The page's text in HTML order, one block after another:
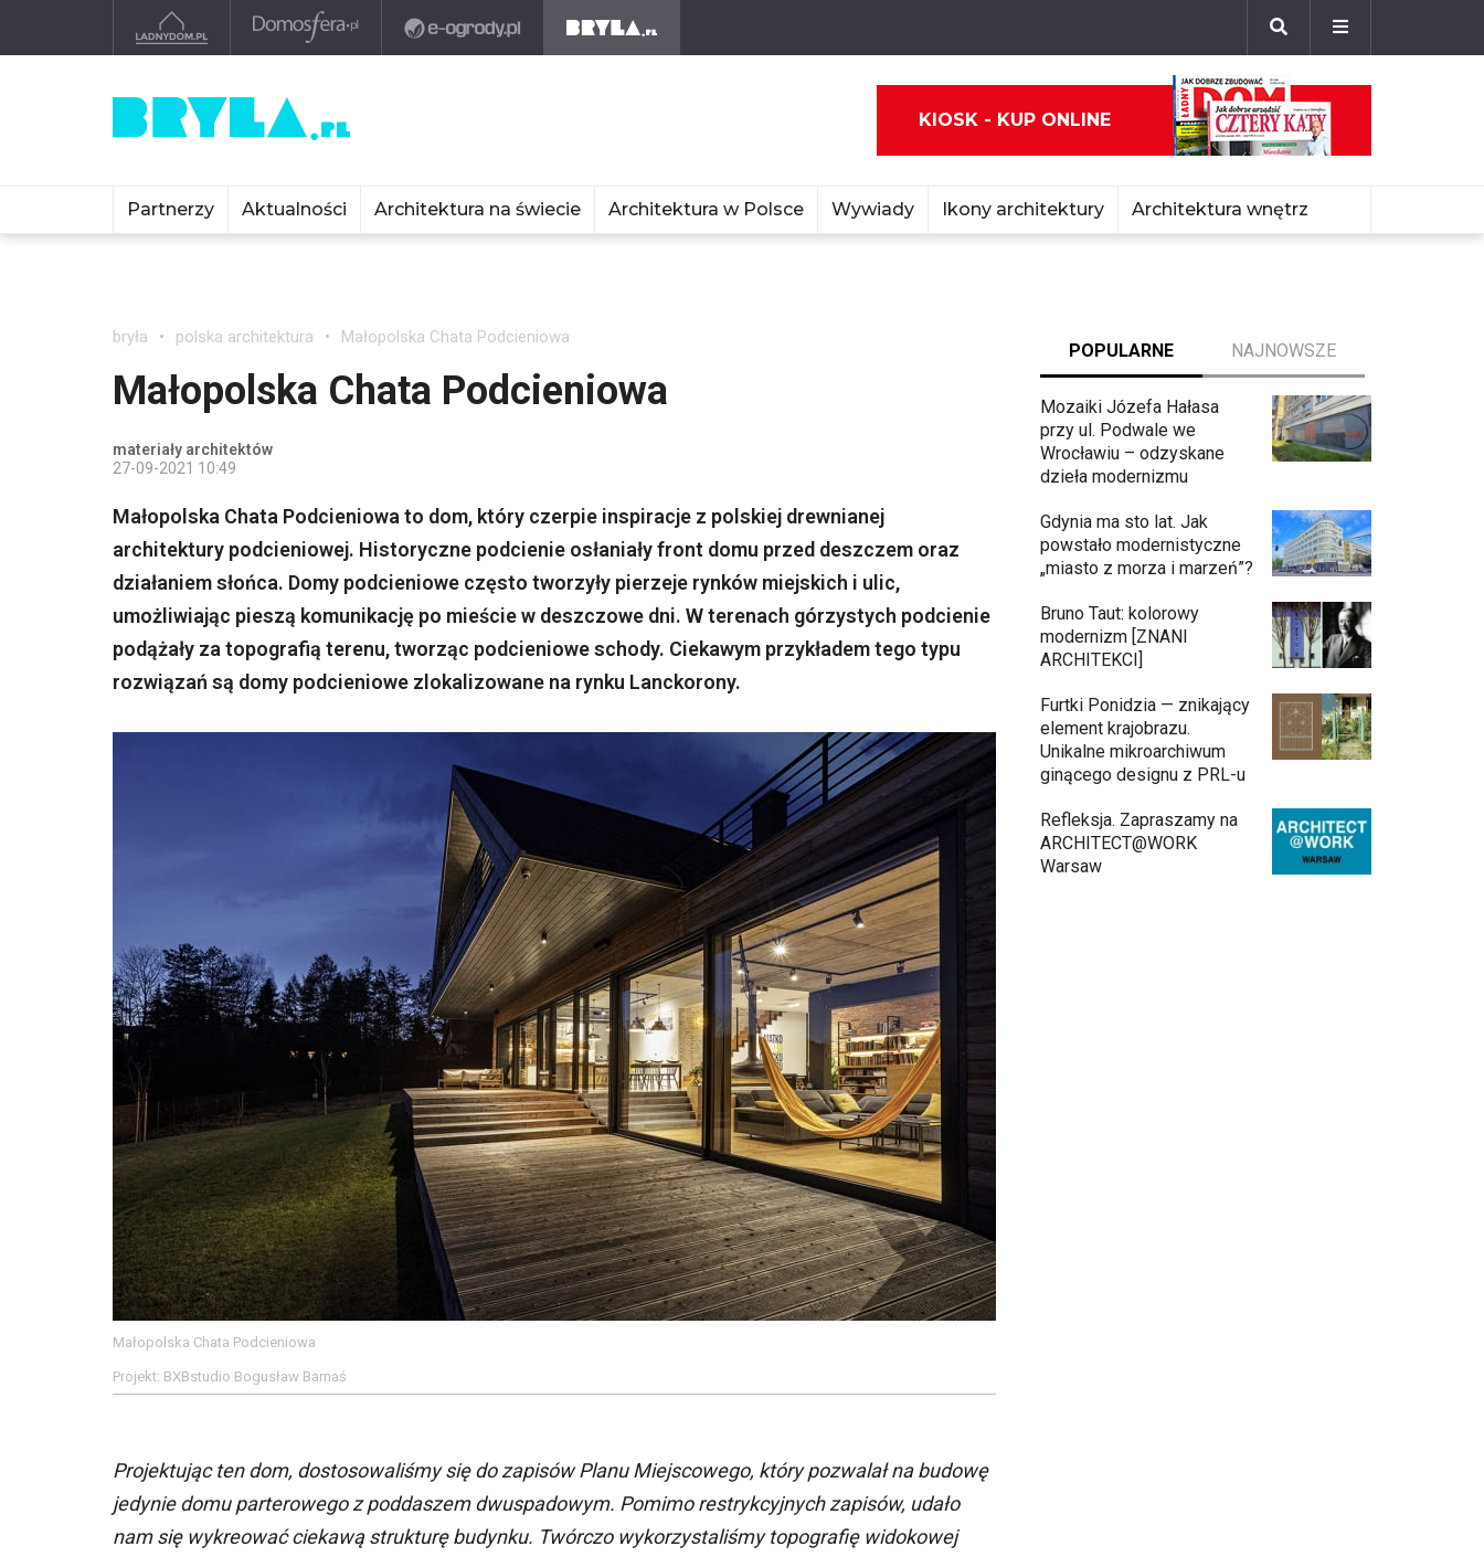
KIOSK - KUP ONLINE
Partnerzy Aktualności Architektura na świecie Architektura w Polsce Wywiady Ikony architektury Architektura wnętrz
bryła polska architektura Małopolska Chata Podcieniowa
Małopolska Chata Podcieniowa
materiały architektów
27-09-2021 10:49
Małopolska Chata Podcieniowa to dom, który czerpie inspiracje z polskiej drewnianej
architektury podcieniowej. Historyczne podcienie osłaniały front domu przed deszczem oraz
działaniem słońca. Domy podcieniowe często tworzyły pierzeje rynków miejskich i ulic,
umożliwiając pieszą komunikację po mieście w deszczowe dni. W terenach górzystych podcienie
podążały za topografią terenu, tworząc podcieniowe schody. Ciekawym przykładem tego typu
rozwiązań są domy podcieniowe zlokalizowane na rynku Lanckorony.
Małopolska Chata Podcieniowa
Projekt: BXBstudio Bogusław Barnaś
Projektując ten dom, dostosowaliśmy się do zapisów Planu Miejscowego, który pozwalał na budowę
jedynie domu parterowego z poddaszem dwuspadowym. Pomimo restrykcyjnych zapisów, udało
nam się wykreować ciekawą strukturę budynku. Twórczo wykorzystaliśmy topografię widokowej
POPULARNE NAJNOWSZE
Mozaiki Józefa Hałasa
przy ul. Podwale we
Wrocławiu – odzyskane
dzieła modernizmu
Gdynia ma sto lat. Jak
powstało modernistyczne
„miasto z morza i marzeń”?
Bruno Taut: kolorowy
modernizm [ZNANI
ARCHITEKCI]
Furtki Ponidzia — znikający
element krajobrazu.
Unikalne mikroarchiwum
ginącego designu z PRL-u
Refleksja. Zapraszamy na
ARCHITECT@WORK
Warsaw